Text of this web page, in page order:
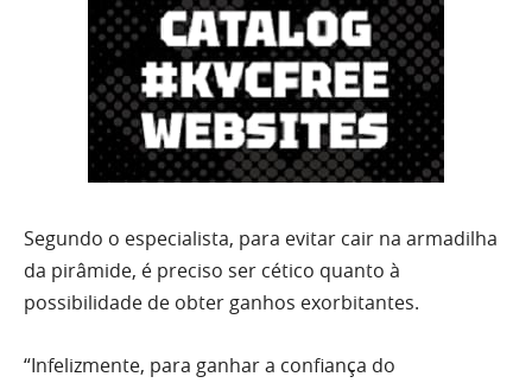
Segundo o especialista, para evitar cair na armadilha
da pirâmide, é preciso ser cético quanto à
possibilidade de obter ganhos exorbitantes.
“Infelizmente, para ganhar a confiança do